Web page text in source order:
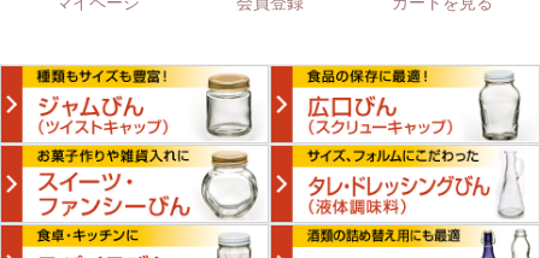
会社情報
お問い合わせ